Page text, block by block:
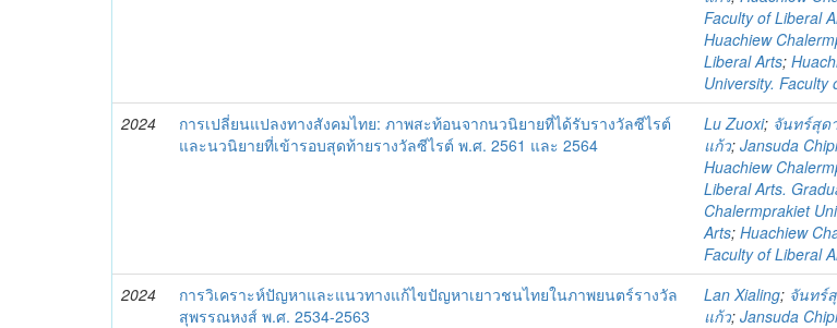
Faculty of Liberal
Huachiew
Liberal Arts;
University. Faculty
2024
การเปลี่ยนแปลงทางสังคมไทย: ภาพสะท้อนจากนวนิยายที่ได้รับรางวัลซีไรต์
และนวนิยายที่เข้ารอบสุดท้ายรางวัลซีไรต์ พ.ศ. 2561 และ 2564
Lu Zuoxi; จันทร์สุด
แก้ว;Jansuda
Huachiew
Liberal Arts.
Chalermprakiet
Arts;Huachiew
Faculty of Liberal
2024
การวิเคราะห์ปัญหาและแนวทางแก้ไขปัญหาเยาวชนไทยในภาพยนตร์รางวัล
สุพรรณหงส์ พ.ศ. 2534-2563
Lan Xialing; จันทร์
แก้ว;Jansuda